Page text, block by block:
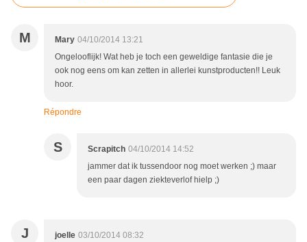
M Mary 04/10/2014 13:21
Ongelooflijk! Wat heb je toch een geweldige fantasie die je
ook nog eens om kan zetten in allerlei kunstproducten!! Leuk
hoor.
Répondre
S Scrapitch 04/10/2014 14:52
jammer dat ik tussendoor nog moet werken ;) maar
een paar dagen ziekteverlof hielp ;)
J joelle 03/10/2014 08:32